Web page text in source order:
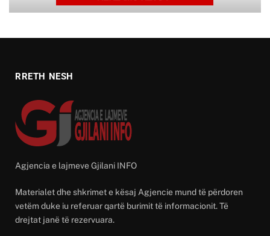
RRETH NESH
Agjencia e lajmeve Gjilani INFO
Materialet dhe shkrimet e kësaj Agjencie mund të përdoren
vetëm duke iu referuar qartë burimit të informacionit. Të
drejtat janë të rezervuara.